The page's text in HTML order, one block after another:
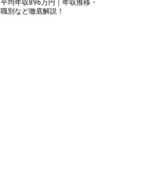
平均年収896万円｜年収推移・
別など徹底解説！